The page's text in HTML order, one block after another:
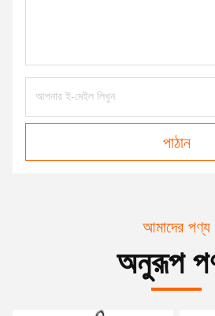
পাঠান
আমাদের পণ্য
অনুরূপ